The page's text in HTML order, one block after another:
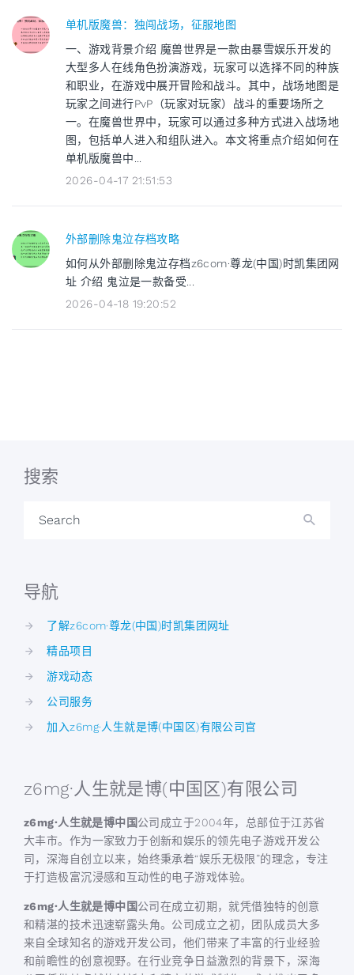
单机版魔兽：独闯战场，征服地图
一、游戏背景介绍 魔兽世界是一款由暴雪娱乐开发的
大型多人在线角色扮演游戏，玩家可以选择不同的种族
和职业，在游戏中展开冒险和战斗。其中，战场地图是
玩家之间进行PvP（玩家对玩家）战斗的重要场所之
一。在魔兽世界中，玩家可以通过多种方式进入战场地
图，包括单人进入和组队进入。本文将重点介绍如何在
单机版魔兽中...
2026-04-17 21:51:53
外部删除鬼泣存档攻略
如何从外部删除鬼泣存档z6com·尊龙(中国)时凯集团网
址 介绍 鬼泣是一款备受...
2026-04-18 19:20:52
搜索
Search
导航
了解z6com·尊龙(中国)时凯集团网址
精品项目
游戏动态
公司服务
加入z6mg·人生就是博(中国区)有限公司官
z6mg·人生就是博(中国区)有限公司
z6mg·人生就是博中国公司成立于2004年，总部位于江苏省
大丰市。作为一家致力于创新和娱乐的领先电子游戏开发公
司，深海自创立以来，始终秉承着“娱乐无极限”的理念，专注
于打造极富沉浸感和互动性的电子游戏体验。
z6mg·人生就是博中国公司在成立初期，就凭借独特的创意
和精湛的技术迅速崭露头角。公司成立之初，团队成员大多
来自全球知名的游戏开发公司，他们带来了丰富的行业经验
和前瞻性的创意视野。在行业竞争日益激烈的背景下，深海